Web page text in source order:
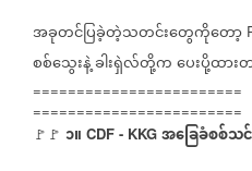
အခုတင်ပြခဲ့တဲ့သတင်းတွေကိုတော့
စစ်သွေးနဲ့ခါးရှဲလ်တို့ကပေးပို့ထား
========================
========================
🚩🚩 ၁။ CDF - KKG အခြေခံစစ်သင်